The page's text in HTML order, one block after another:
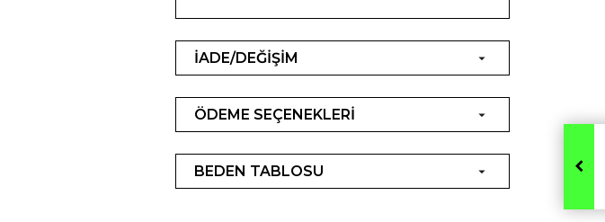
İADE/DEĞİŞİM
ÖDEME SEÇENEKLERİ
BEDEN TABLOSU